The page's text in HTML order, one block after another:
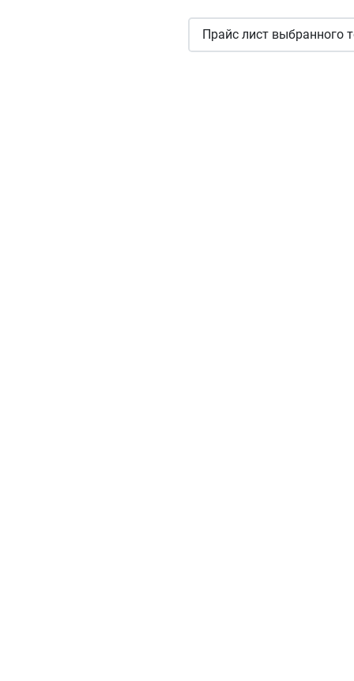
Прайс лист выбранного